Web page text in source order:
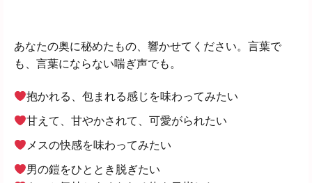
あなたの奥に秘めたもの、響かせてください。言葉で
も、言葉にならない喘ぎ声でも。
抱かれる、包まれる感じを味わってみたい
甘えて、甘やかされて、可愛がられたい
メスの快感を味わってみたい
男の鎧をひととき脱ぎたい